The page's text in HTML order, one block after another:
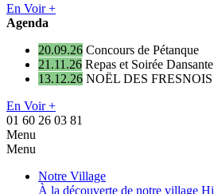
En Voir +
Agenda
20.09.26 Concours de Pétanque
21.11.26 Repas et Soirée Dansante
13.12.26 NOËL DES FRESNOIS
En Voir +
01 60 26 03 81
Menu
Menu
Notre Village
À la découverte de notre village